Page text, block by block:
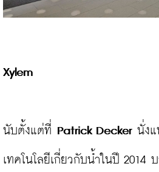
Xylem
นับตั้งแต่ที่ Patrick Decker นั่งแ
เทคโนโลยีเกี่ยวกับน้ำในปี 2014